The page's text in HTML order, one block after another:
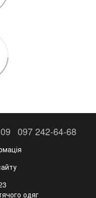
097 242-64-68
одяг